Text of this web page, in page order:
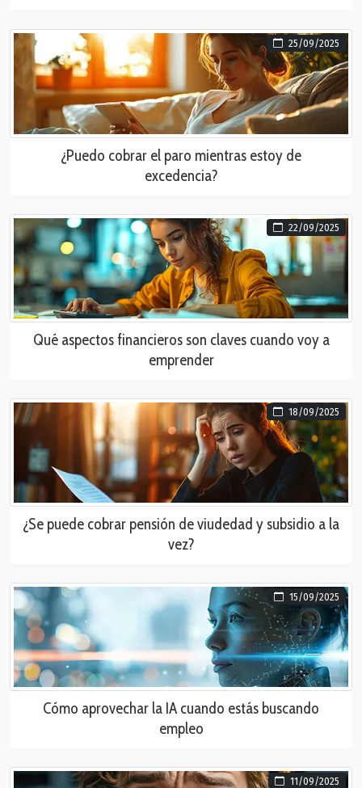
25/09/2025
¿Puedo cobrar el paro mientras estoy de
excedencia?
22/09/2025
Qué aspectos financieros son claves cuando voy a
emprender
18/09/2025
¿Se puede cobrar pensión de viudedad y subsidio a la
vez?
15/09/2025
Cómo aprovechar la IA cuando estás buscando
empleo
11/09/2025